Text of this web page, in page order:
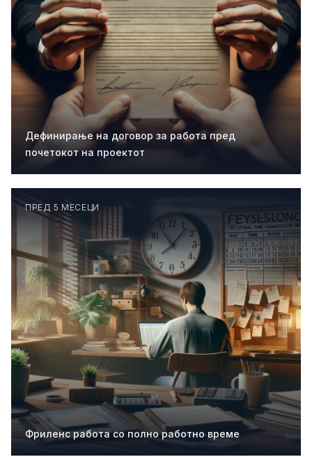
Дефинирање на договор за работа пред
почетокот на проектот
ПРЕД 5 МЕСЕЦИ
Фриленс работа со полно работно време